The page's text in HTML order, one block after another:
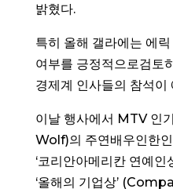
밝혔다.
특히 올해 갤라에는 에
여부를 긍정적으로검토
경제계 인사들의 참석이
이날 행사에서 MTV 인
Wolf)의 주연배우인한
‘코리안아메리칸 연예인
‘올해의 기업상’